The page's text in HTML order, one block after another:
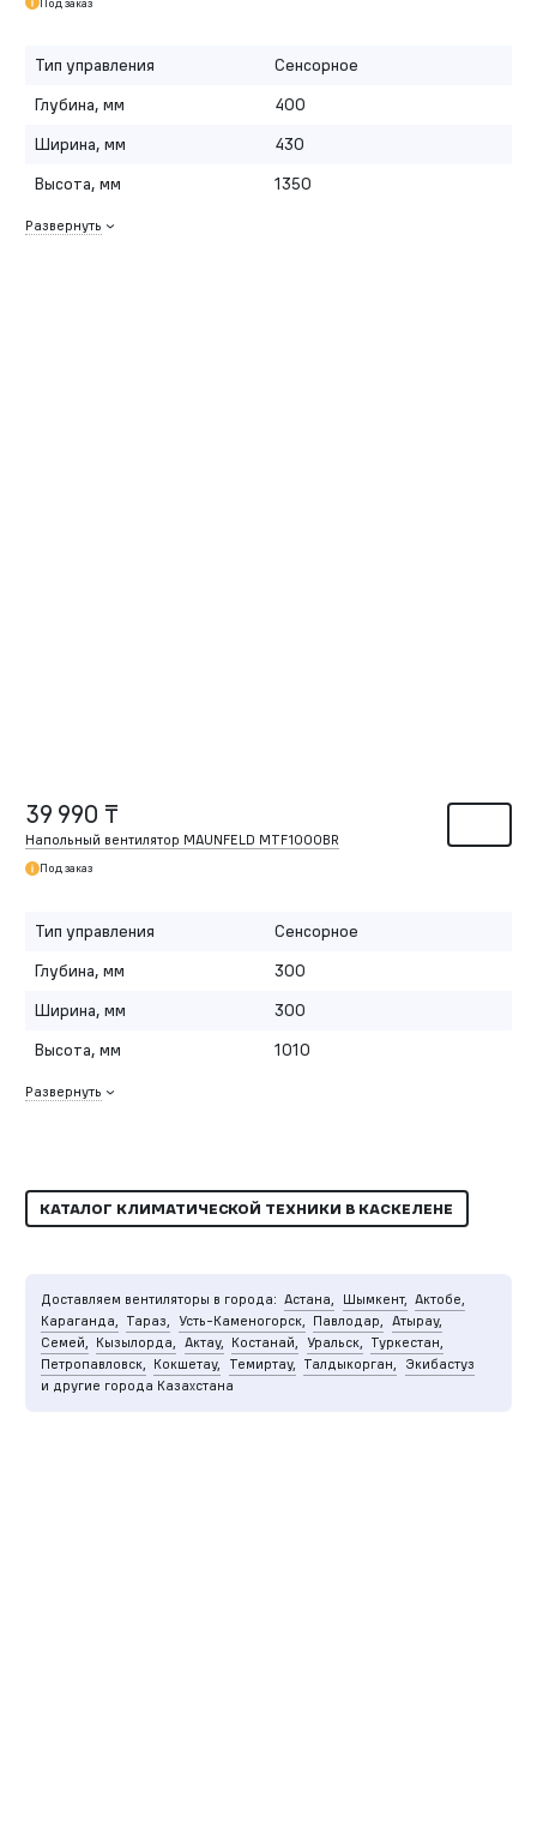
Тип управления
Сенсорное
Глубина, мм
400
Ширина, мм
430
Высота, мм
1350
Развернуть
39 990 ₸
Напольный вентилятор MAUNFELD MTF1000BR
Под заказ
Тип управления
Сенсорное
Глубина, мм
300
Ширина, мм
300
Высота, мм
1010
Развернуть
КАТАЛОГ КЛИМАТИЧЕСКОЙ ТЕХНИКИ В КАСКЕЛЕНЕ
Доставляем вентиляторы в города: Астана, Шымкент, Актобе,
Караганда, Тараз, Усть-Каменогорск, Павлодар, Атырау,
Семей, Кызылорда, Актау, Костанай, Уральск, Туркестан,
Петропавловск, Кокшетау, Темиртау, Талдыкорган,
Экибастуз
и другие города Казахстана